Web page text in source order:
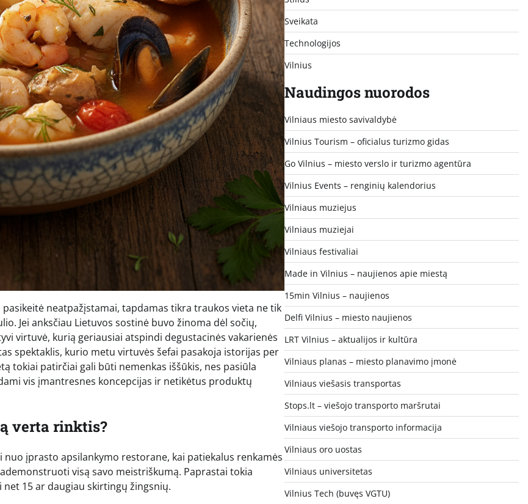
neatpažįstamai, tapdamas tikra traukos vieta ne tik
Jei anksčiau Lietuvos sostinė buvo žinoma dėl sočių,
virtuvė, kurią geriausiai atspindi degustacinės vakarienės
spektaklis, kurio metu virtuvės šefai pasakoja istorijas per
tokiai patirčiai gali būti nemenkas iššūkis, nes pasiūla
vis įmantresnes koncepcijas ir netikėtus produktų
verta rinktis?
įprasto apsilankymo restorane, kai patiekalus renkamės
visą savo meistriškumą. Paprastai tokia
15 ar daugiau skirtingų žingsnių.
Sveikata
Technologijos
Vilnius
Naudingos nuorodos
Vilniaus miesto savivaldybė
Vilnius Tourism – oficialus turizmo gidas
Go Vilnius – miesto verslo ir turizmo agentūra
Vilnius Events – renginių kalendorius
Vilniaus muziejus
Vilniaus muziejai
Vilniaus festivaliai
Made in Vilnius – naujienos apie miestą
15min Vilnius – naujienos
Delfi Vilnius – miesto naujienos
LRT Vilnius – aktualijos ir kultūra
Vilniaus planas – miesto planavimo įmonė
Vilniaus viešasis transportas
Stops.lt – viešojo transporto maršrutai
Vilniaus viešojo transporto informacija
Vilniaus oro uostas
Vilniaus universitetas
Vilnius Tech (buvęs VGTU)